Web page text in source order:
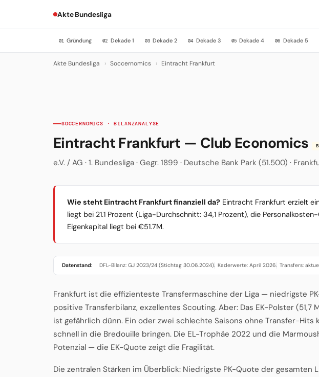
Akte Bundesliga
01 Gründung 02 Dekade 1 03 Dekade 2 04 Dekade 3 05 Dekade 4 06 Dekade 5
Akte Bundesliga › Soccernomics › Eintracht Frankfurt
SOCCERNOMICS · BILANZANALYSE
Eintracht Frankfurt — Club Economics
e.V. / AG · 1. Bundesliga · Gegr. 1899 · Deutsche Bank Park (51.500) ·
Wie steht Eintracht Frankfurt finanziell da? Eintracht Frankfurt erzielt
liegt bei 21.1 Prozent (Liga-Durchschnitt: 34,1 Prozent), die
Eigenkapital liegt bei €51.7M.
Datenstand: DFL-Bilanz: GJ 2023/24 (Stichtag 30.06.2024)· Kaderwerte: April 2026· Transfers:
Frankfurt ist die effizienteste Transfermaschine der Liga — niedrigste
positive Transferbilanz, exzellentes Scouting. Aber: Das EK-Polster (51,7
ist gefährlich dünn. Ein oder zwei schlechte Saisons ohne Transfer-Hits
schnell in die Bredouille bringen. Die EL-Trophäe 2022 und die
Potenzial — die EK-Quote zeigt die Fragilität.
Die zentralen Stärken im Überblick: Niedrigste PK-Quote der gesamten